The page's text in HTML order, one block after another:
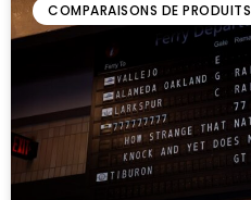
COMPARAISONS DE PRODUITS